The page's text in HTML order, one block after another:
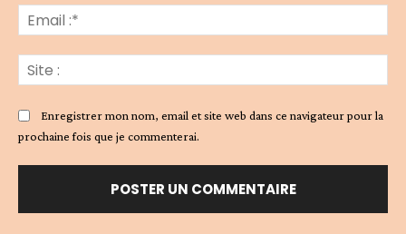
:*
:
Enregistrer mon nom, email et site web dans ce navigateur pour la
prochaine fois que je commenterai.